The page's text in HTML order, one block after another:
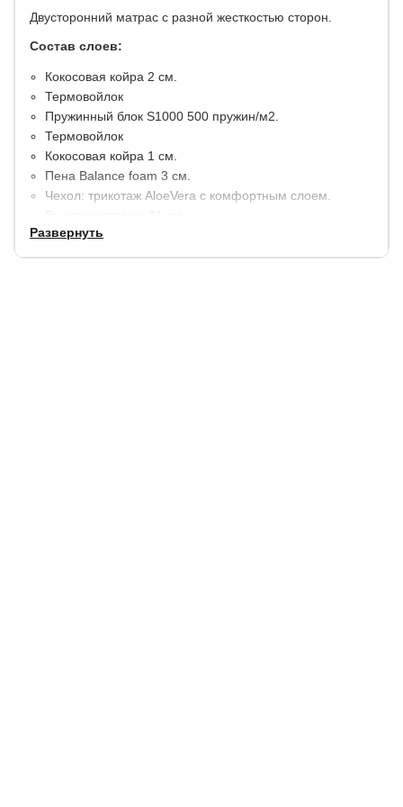
Двусторонний матрас с разной жесткостью сторон.
Состав слоев:
Кокосовая койра 2 см.
Термовойлок
Пружинный блок S1000 500 пружин/м2.
Термовойлок
Кокосовая койра 1 см.
Пена Balance foam 3 см.
Чехол: трикотаж AloeVera с комфортным слоем.
Максимальная нагрузка на 1 спальное место 150 кг.
Развернуть